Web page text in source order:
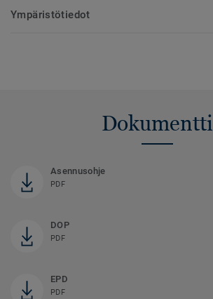
Ympäristötiedot
Dokumentti
Asennusohje
PDF
DOP
PDF
EPD
PDF